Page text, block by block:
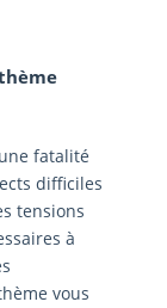
fatalité
difficiles
tensions
à
vous